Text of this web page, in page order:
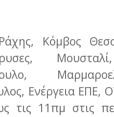
Κόμβος
Ενέργεια ΕΠΕ,
τις 11πμ στις